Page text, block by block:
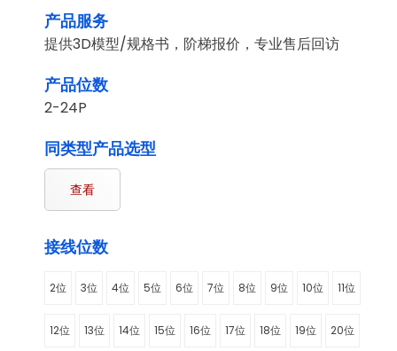
产品服务
提供3D模型/规格书，阶梯报价，专业售后回访
产品位数
2-24P
同类型产品选型
查看
接线位数
2位 3位 4位 5位 6位 7位 8位 9位 10位 11位
12位 13位 14位 15位 16位 17位 18位 19位 20位